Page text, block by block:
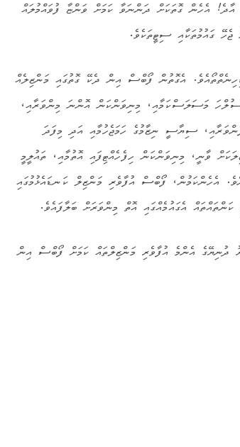
އެހެން ގޮތަކަށް ދަންނަވާ ކަމަށް ވަންޏާ ފުވައްމުލައް
ގައުމުތަކާއި ސިޓީތަކެވެ.
އެގޮތުން ފޯބްސް އިން ދެކޭ ގޮތުގައި މަންޒިލެއް
މަސަލަސްކަމާއި، މިނިވަންކަން އޮންނަ މިންވަރާއި،
ސިޔާސީ ނިޒާމުގެ ހަމަޖެހުމާއި އަދި މިފަދަ
ވާނީ، މިނިވަންކަން ހިފެހެއްޓިފައި އޮތުމާއި، ތައުލީމީ
އެހެންކަމުން، ފޯބްސް އުފާވެރި މަންޒިލް ކަނޑައެޅުމުގައި
އެގައުމެއްގައި އޮތް މިންވަރަށް ބަލާފައެވެ.
ބަލާ 2013 ވަނަ އަހަރު ދުނިޔޭގެ އެންމެ އުފާވެރި މަންޒިލްތައް ކަމަށް ފޯބްސް އިން